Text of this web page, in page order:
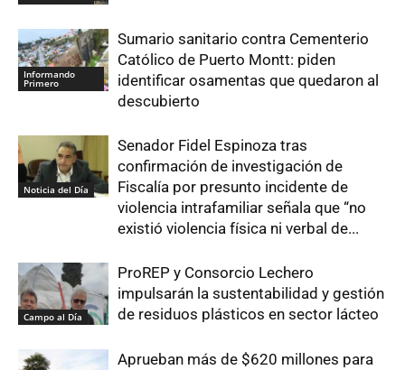
Informando
Primero
Sumario sanitario contra Cementerio
Católico de Puerto Montt: piden
identificar osamentas que quedaron al
descubierto
Noticia del Día
Senador Fidel Espinoza tras
confirmación de investigación de
Fiscalía por presunto incidente de
violencia intrafamiliar señala que “no
existió violencia física ni verbal de...
Campo al Día
ProREP y Consorcio Lechero
impulsarán la sustentabilidad y gestión
de residuos plásticos en sector lácteo
Aprueban más de $620 millones para